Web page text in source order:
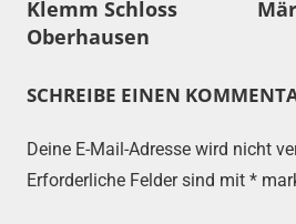
Klemm Schloss
Oberhausen
SCHREIBE EINEN
Deine E-Mail-Adresse wird nicht
Erforderliche Felder sind mit *